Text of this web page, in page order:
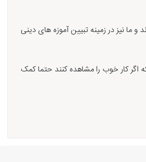
و ما نیز در زمینه تبیین آموزه های دینی
اگر کار خوب را مشاهده کنند حتما کمک